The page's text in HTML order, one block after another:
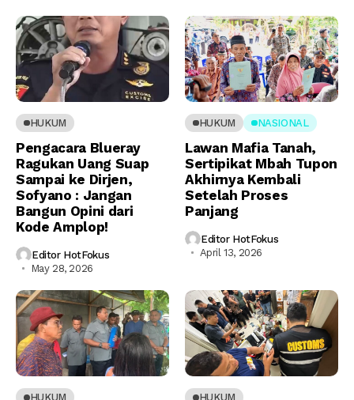
HUKUM
Pengacara Blueray
Ragukan Uang Suap
Sampai ke Dirjen,
Sofyano : Jangan
Bangun Opini dari
Kode Amplop!
Editor HotFokus
May 28, 2026
HUKUM NASIONAL
Lawan Mafia Tanah,
Sertipikat Mbah Tupon
Akhirnya Kembali
Setelah Proses
Panjang
Editor HotFokus
April 13, 2026
HUKUM HUKUM